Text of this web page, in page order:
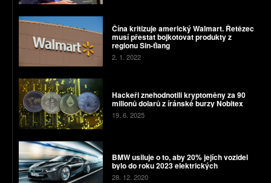
Čína kritizuje americký Walmart. Řetězec
musí přestat bojkotovat produkty z
regionu Sin-ťiang
2. 1. 2022
Hackeři znehodnotili kryptoměny za 90
milionů dolarů z íránské burzy Nobitex
19. 6. 2025
BMW usiluje o to, aby 20% jejích vozidel
bylo do roku 2023 elektrických
28. 12. 2020